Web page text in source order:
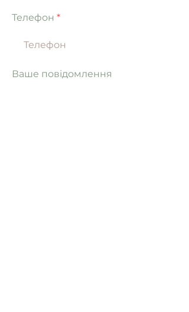
Телефон
Ваше повідомлення